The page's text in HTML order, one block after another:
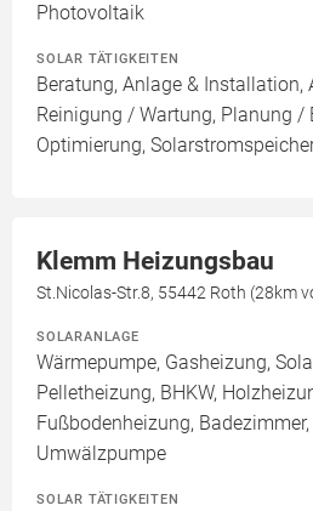
Photovoltaik
SOLAR TÄTIGKEITEN
Beratung, Anlage & Installation,
Reinigung / Wartung, Planung /
Optimierung,
Klemm Heizungsbau
St.Nicolas-Str.8, 55442 Roth (28km
SOLARANLAGE
Wärmepumpe, Gasheizung,
Pelletheizung, BHKW,
Fußbodenheizung,
Umwälzpumpe
SOLAR TÄTIGKEITEN